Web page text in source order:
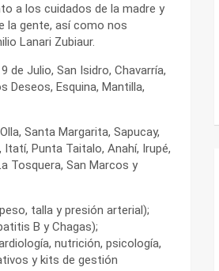
a los cuidados de la madre y
la gente, así como nos
Lanari Zubiaur.
de Julio, San Isidro, Chavarría,
Deseos, Esquina, Mantilla,
Santa Margarita, Sapucay,
Itatí, Punta Taitalo, Anahí, Irupé,
Tosquera, San Marcos y
talla y presión arterial);
B y Chagas);
nutrición, psicología,
y kits de gestión